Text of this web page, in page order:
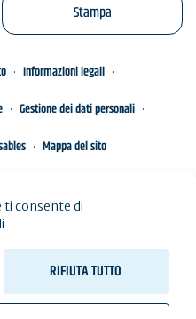
Stampa
Informazioni legali
Gestione dei dati personali
Mappa del sito
ti consente di
RIFIUTA TUTTO